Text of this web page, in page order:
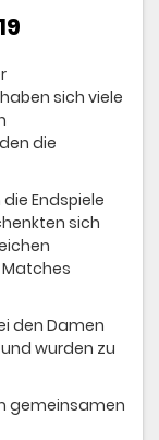
sich viele
die
Endspiele
sich
den Damen
wurden zu
gemeinsamen